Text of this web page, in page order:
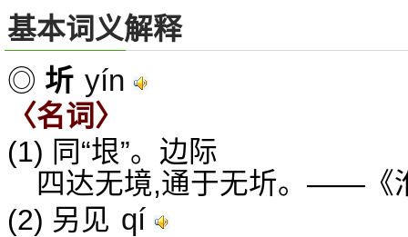
基本词义解释
◎ 圻 yín
〈名词〉
(1) 同“垠”。边际
四达无境,通于无圻。——《
(2) 另见 qí